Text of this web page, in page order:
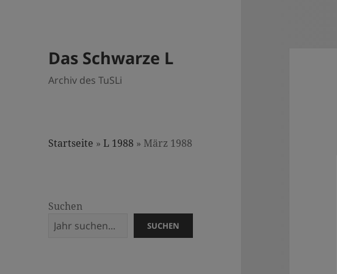
Das Schwarze L
Archiv des TuSLi
Startseite »L 1988 » März 1988
Suchen
SUCHEN